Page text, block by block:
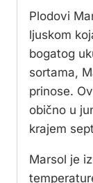
Plodovi
ljuskom
bogatog
sortama,
prinose.
obično u
krajem
Marsol je